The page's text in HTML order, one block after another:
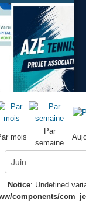
mois
Par
semaine
Notice: Undefined
components/